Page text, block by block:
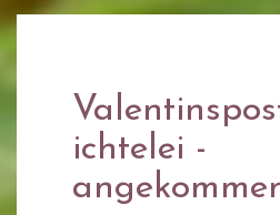
ichtelei -